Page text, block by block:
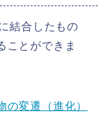
結合したもの
ことができま
変遷（進化）